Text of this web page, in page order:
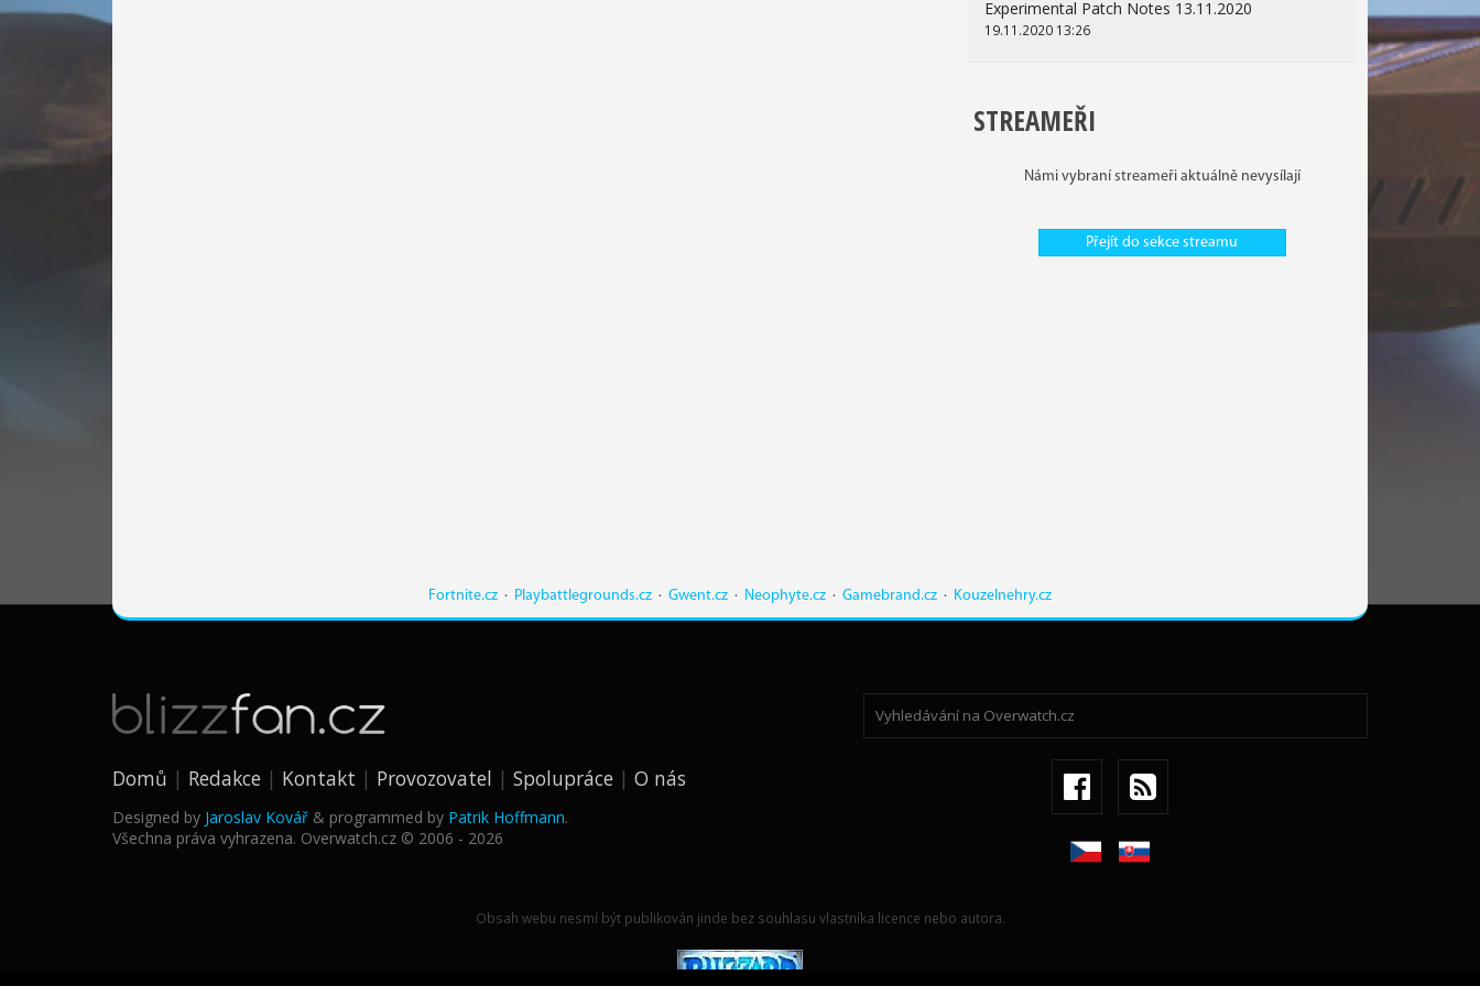
Experimental Patch Notes 13.11.2020
19.11.2020 13:26
STREAMEŘI
Námi vybraní streameři aktuálně nevysílají
Přejít do sekce streamu
Fortnite.cz · Playbattlegrounds.cz · Gwent.cz · Neophyte.cz · Gamebrand.cz · Kouzelnehry.cz
Domů Redakce Kontakt Provozovatel Spolupráce O nás
Designed by Jaroslav Kovář & programmed by Patrik Hoffmann.
Všechna práva vyhrazena. Overwatch.cz © 2006 - 2026
Obsah webu nesmí být publikován jinde bez souhlasu vlastníka licence nebo autora.